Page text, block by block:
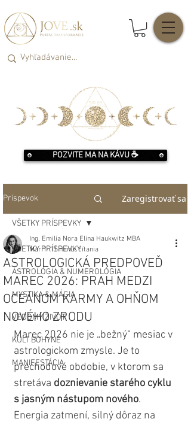
POZVITE MA NA KÁVU ☕️
Príspevok Zaregistrovať sa
VŠETKY PRÍSPEVKY
ASTROLÓGIA & NUMEROLÓGIA
MYSTIKA & MÁGIA
VEDOMÝ ŽIVOT
KULT BOHYNE
MANIFESTÁCIA
VŠETKY PRÍSPEVKY
ASTROLOGICKÁ PREDPOVEĎ
MAREC 2026: PRAH MEDZI
OCEÁNOM KARMY A OHŇOM
NOVÉHO ZRODU
Ing. Emilia Nora Elina Haukwitz MBA
Mar 1 11 minút čítania
Marec 2026 nie je „bežný“ mesiac v
astrologickom zmysle. Je to
prechodové obdobie, v ktorom sa
stretáva doznievanie starého cyklu
s jasným nástupom nového.
Energia zatmení, silný dôraz na